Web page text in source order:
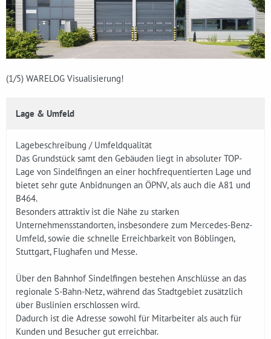
(1/5) WARELOG Visualisierung!
Lage & Umfeld
Lagebeschreibung / Umfeldqualität
Das Grundstück samt den Gebäuden liegt in absoluter TOP-
Lage von Sindelfingen an einer hochfrequentierten Lage und
bietet sehr gute Anbidnungen an ÖPNV, als auch die A81 und
B464.
Besonders attraktiv ist die Nähe zu starken
Unternehmensstandorten, insbesondere zum Mercedes-Benz-
Umfeld, sowie die schnelle Erreichbarkeit von Böblingen,
Stuttgart, Flughafen und Messe.
Über den Bahnhof Sindelfingen bestehen Anschlüsse an das
regionale S-Bahn-Netz, während das Stadtgebiet zusätzlich
über Buslinien erschlossen wird.
Dadurch ist die Adresse sowohl für Mitarbeiter als auch für
Kunden und Besucher gut erreichbar.